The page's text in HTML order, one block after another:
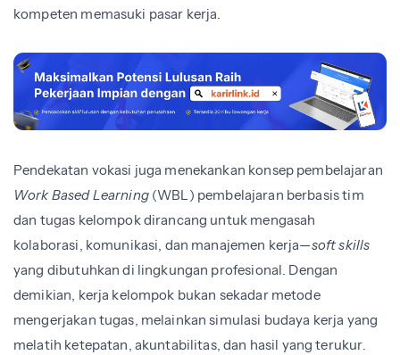
kompeten memasuki pasar kerja.
Pendekatan vokasi juga menekankan konsep pembelajaran
Work Based Learning(WBL) pembelajaran berbasis tim
dan tugas kelompok dirancang untuk mengasah
kolaborasi, komunikasi, dan manajemen kerja—soft skills
yang dibutuhkan di lingkungan profesional. Dengan
demikian, kerja kelompok bukan sekadar metode
mengerjakan tugas, melainkan simulasi budaya kerja yang
melatih ketepatan, akuntabilitas, dan hasil yang terukur.